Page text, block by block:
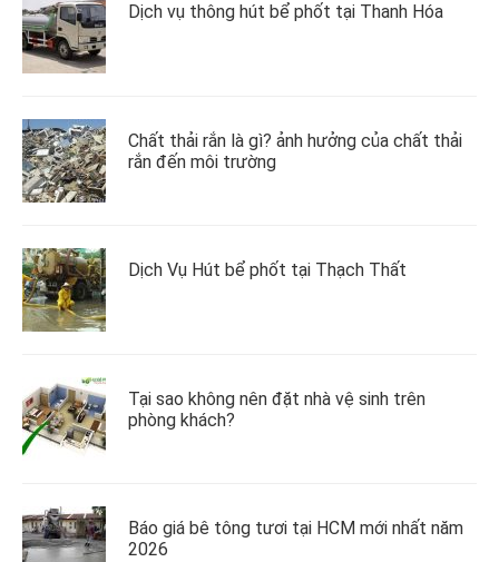
Dịch vụ thông hút bể phốt tại Thanh Hóa
Chất thải rắn là gì? ảnh hưởng của chất thải
rắn đến môi trường
Dịch Vụ Hút bể phốt tại Thạch Thất
Tại sao không nên đặt nhà vệ sinh trên
phòng khách?
Báo giá bê tông tươi tại HCM mới nhất năm
2026